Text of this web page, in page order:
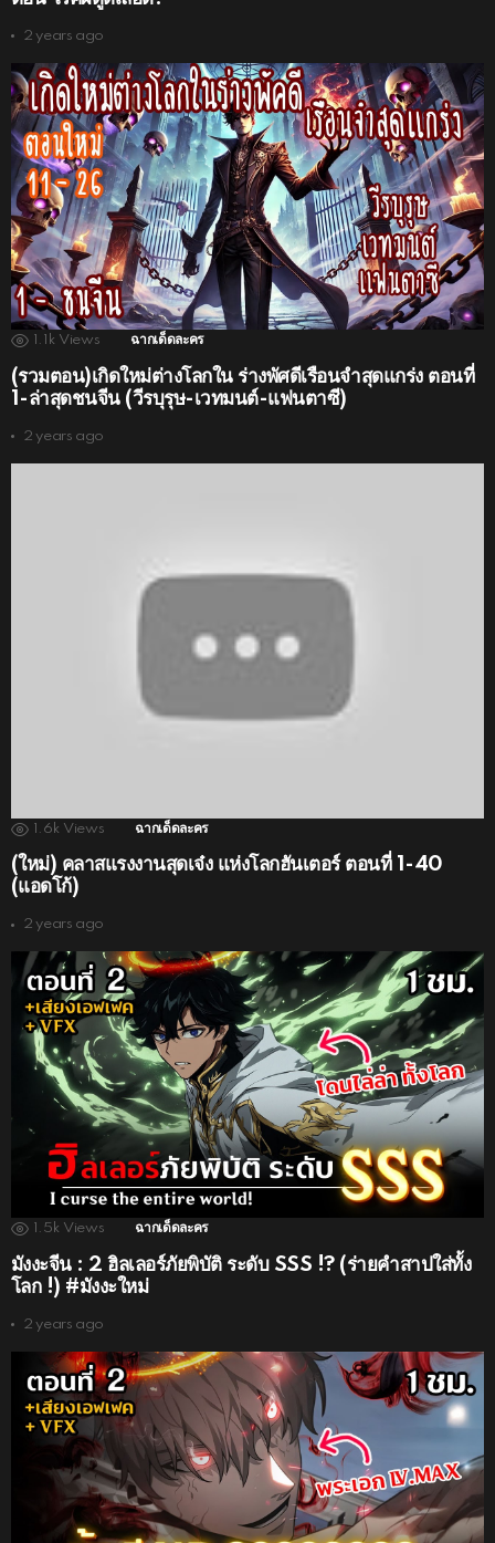
2 years ago
1.1k Views ฉากเด็ดละคร
(รวมตอน)เกิดใหม่ต่างโลกใน ร่างพัศดีเรือนจำสุดแกร่ง ตอนที่
1-ล่าสุดชนจีน (วีรบุรุษ-เวทมนต์-แฟนตาซี)
2 years ago
1.6k Views ฉากเด็ดละคร
(ใหม่) คลาสแรงงานสุดเจ๋ง แห่งโลกฮันเตอร์ ตอนที่ 1-40
(แอดโก้)
2 years ago
1.5k Views ฉากเด็ดละคร
มังงะจีน : 2 ฮิลเลอร์ภัยพิบัติ ระดับ SSS !? (ร่ายคำสาปใส่ทั้ง
โลก !) #มังงะใหม่
2 years ago